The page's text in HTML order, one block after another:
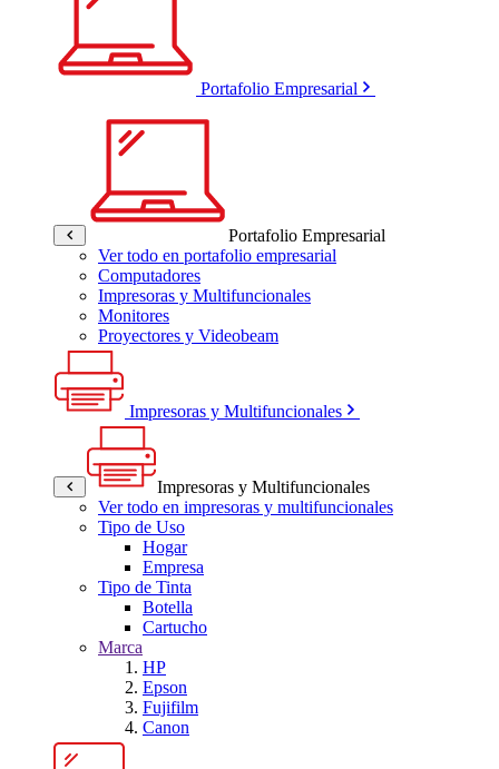
Portafolio Empresarial
Portafolio Empresarial
Ver todo en portafolio empresarial
Computadores
Impresoras y Multifuncionales
Monitores
Proyectores y Videobeam
Impresoras y Multifuncionales
Impresoras y Multifuncionales
Ver todo en impresoras y multifuncionales
Tipo de Uso
Hogar
Empresa
Tipo de Tinta
Botella
Cartucho
Marca
HP
Epson
Fujifilm
Canon